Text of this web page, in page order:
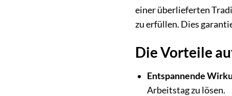
einer überlieferten
zu erfüllen. Dies
Die Vorteile
Entspannende
Arbeitstag zu lösen.